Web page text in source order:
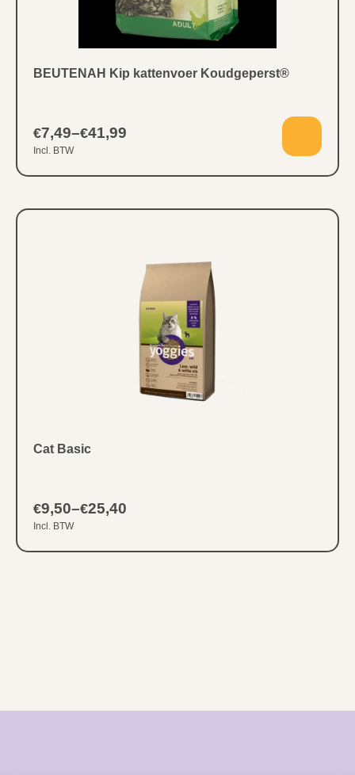
BEUTENAH Kip kattenvoer Koudgeperst®
€7,49–€41,99
Incl. BTW
Cat Basic
€9,50–€25,40
Incl. BTW